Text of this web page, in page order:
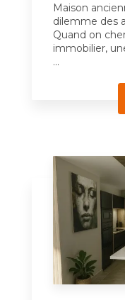
Maison
dilemme des
Quand on
immobilier,
...